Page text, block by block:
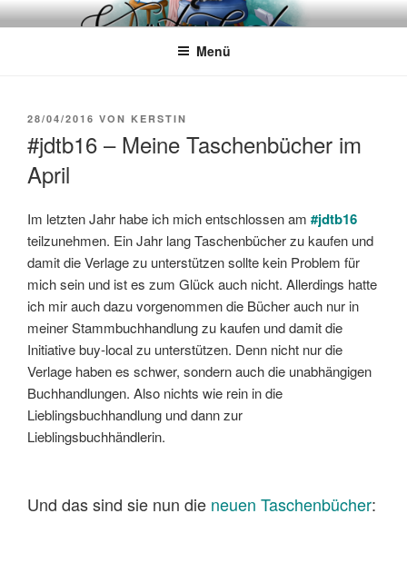
Zum
InhaltWÖRTERKATZE
Von Büchern erzählen
Menü
VERÖFFENTLICHT
28/04/2016 VON KERSTIN
#jdtb16 – Meine Taschenbücher im
April
Im letzten Jahr habe ich mich entschlossen am #jdtb16
teilzunehmen. Ein Jahr lang Taschenbücher zu kaufen und
damit die Verlage zu unterstützen sollte kein Problem für
mich sein und ist es zum Glück auch nicht. Allerdings hatte
ich mir auch dazu vorgenommen die Bücher auch nur in
meiner Stammbuchhandlung zu kaufen und damit die
Initiative buy-local zu unterstützen. Denn nicht nur die
Verlage haben es schwer, sondern auch die unabhängigen
Buchhandlungen. Also nichts wie rein in die
Lieblingsbuchhandlung und dann zur
Lieblingsbuchhändlerin.
Und das sind sie nun die neuen Taschenbücher: